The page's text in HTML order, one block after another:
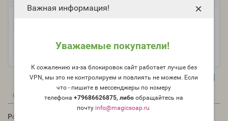
Важная информация!
Уважаемые покупатели!
К сожалению из-за блокировок сайт работает лучше без
VPN, мы это не контролируем и повлиять не можем. Если
что - пишите в мессенджеры по номеру
телефона+79686626875, либообращайтесь на
почту info@magicsoap.ru
×
Описание Отзывы Вопрос - Ответ
Роза, ароматная цветочная вода